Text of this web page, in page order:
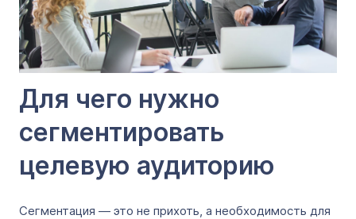
Для чего нужно
сегментировать
целевую аудиторию
Сегментация — это не прихоть, а необходимость для